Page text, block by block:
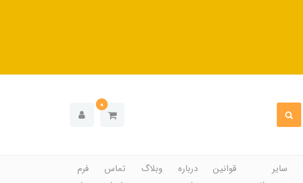
0
سایر
قوانین
درباره
وبلاگ
تماس
فرم